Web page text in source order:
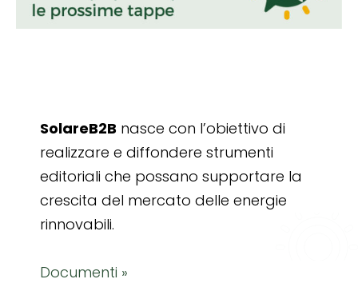
SolareB2B nasce con l’obiettivo di
realizzare e diffondere strumenti
editoriali che possano supportare la
crescita del mercato delle energie
rinnovabili.
Documenti »